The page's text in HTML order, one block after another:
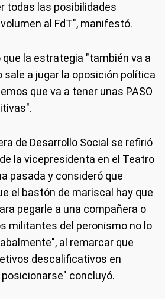
todas las posibilidades
al FdT", manifestó.
la estrategia "también va a
a jugar la oposición política
que va a tener unas PASO
de Desarrollo Social se refirió
la vicepresidenta en el Teatro
pasada y consideró que
el bastón de mariscal hay que
pegarle a una compañera o
militantes del peronismo no lo
al remarcar que
descalificativos en
concluyó.